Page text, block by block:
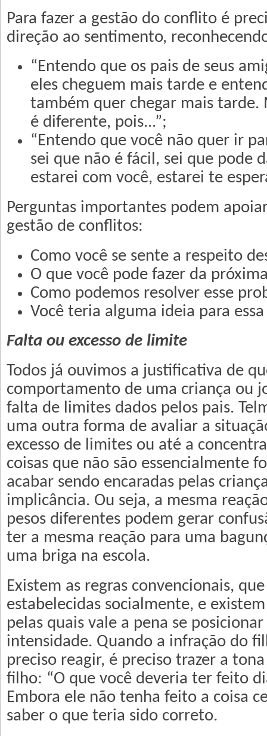
Para fazer a gestão do conflito é
direção ao sentimento,
“Entendo que os pais de seus
eles cheguem mais tarde e
também quer chegar mais tarde.
é diferente, pois...”;
“Entendo que você não quer ir
sei que não é fácil, sei que pode
estarei com você, estarei te
Perguntas importantes podem
gestão de conflitos:
Como você se sente a respeito
O que você pode fazer da
Como podemos resolver esse
Você teria alguma ideia para
Falta ou excesso de limite
Todos já ouvimos a justificativa de
comportamento de uma criança ou
falta de limites dados pelos pais.
uma outra forma de avaliar a
excesso de limites ou até a
coisas que não são essencialmente
acabar sendo encaradas pelas
implicância. Ou seja, a mesma
pesos diferentes podem gerar
ter a mesma reação para uma
uma briga na escola.
Existem as regras convencionais,
estabelecidas socialmente, e
pelas quais vale a pena se
intensidade. Quando a infração do
preciso reagir, é preciso trazer a
filho: “O que você deveria ter feito
Embora ele não tenha feito a coisa
saber o que teria sido correto.